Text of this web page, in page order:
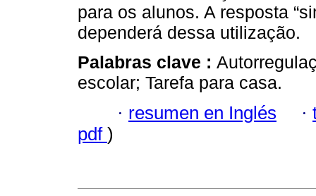
para os alunos. A resposta
dependerá dessa utilização.
Palabras clave :
escolar; Tarefa para casa.
· resumen en Inglés ·
pdf )